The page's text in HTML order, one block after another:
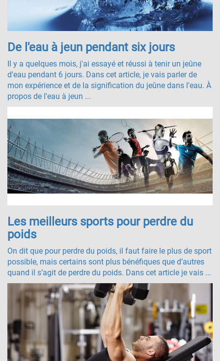
De l'eau à jeun pendant six jours
Il y a quelques mois, j'ai essayé et réussi à tenir un jeûne
d'eau pendant 6 jours. Dans cet article, je vais parler de
mon expérience et de la signification du jeûne dans l'eau. À
propos de l'eau à jeun ...
Les meilleurs sports pour perdre du
poids
On dit que pour perdre du poids, il faut faire le plus de sport
possible, mais certains sont plus bénéfiques que d’autres
quand il s’agit de perdre du poids. Dans cet article je vais ...